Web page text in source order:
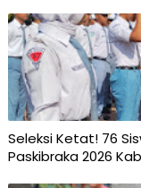
Seleksi Ketat! 76
Paskibraka 2026